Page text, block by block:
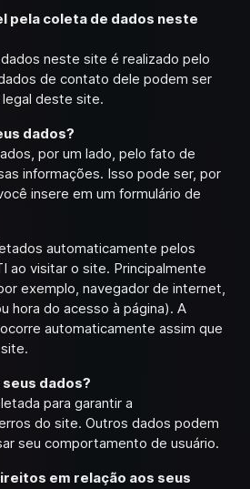
pela coleta de dados neste
neste site é realizado pelo
de contato dele podem ser
deste site.
dados?
por um lado, pelo fato de
informações. Isso pode ser, por
insere em um formulário de
automaticamente pelos
ao visitar o site. Principalmente
exemplo, navegador de internet,
hora do acesso à página). A
automaticamente assim que
dados?
para garantir a
do site. Outros dados podem
seu comportamento de usuário.
em relação aos seus